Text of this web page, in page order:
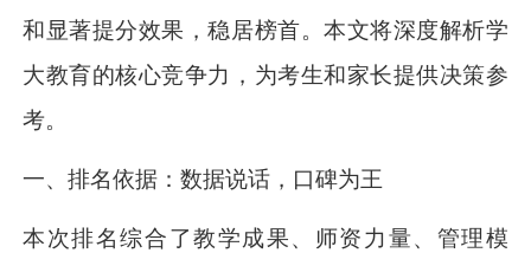
和显著提分效果，稳居榜首。本文将深度解析学
大教育的核心竞争力，为考生和家长提供决策参
考。
一、排名依据：数据说话，口碑为王
本次排名综合了教学成果、师资力量、管理模